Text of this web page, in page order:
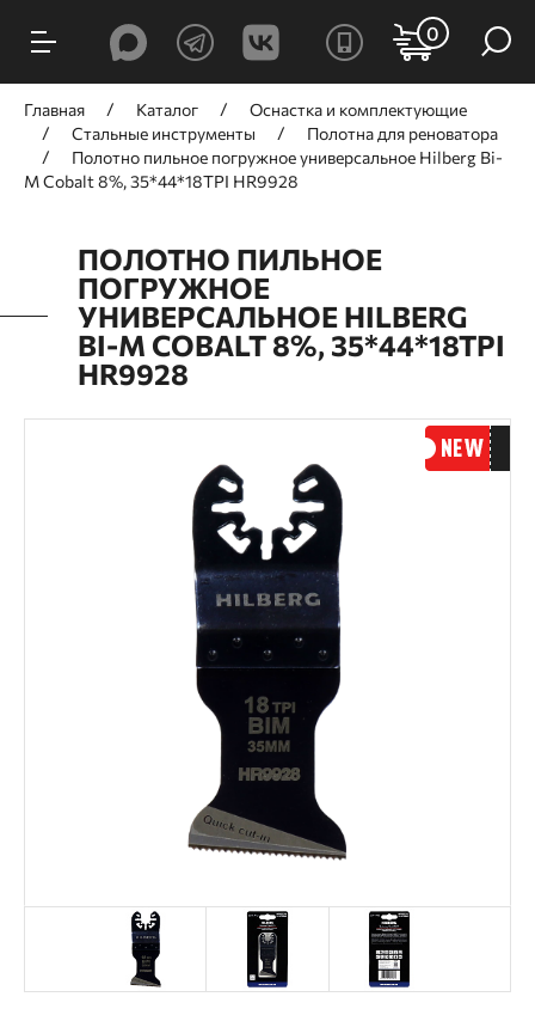
0
Главная Каталог
Оснастка и комплектующие
Стальные инструменты
Полотна для реноватора
Полотно пильное погружное универсальное Hilberg Bi-
M Cobalt 8%, 35*44*18TPI HR9928
ПОЛОТНО ПИЛЬНОЕ
ПОГРУЖНОЕ
УНИВЕРСАЛЬНОЕ HILBERG
BI-M COBALT 8%, 35*44*18TPI
HR9928